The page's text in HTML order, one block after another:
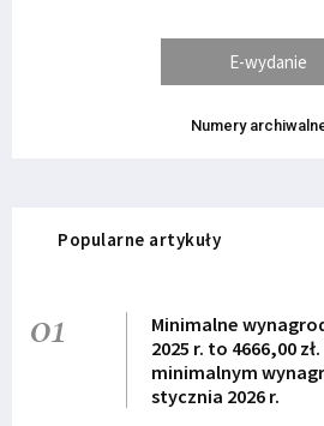
E-wydanie
Numery
Popularne artykuły
01
Minimalne
2025 r. to 4666,00
minimalnym
stycznia 2026 r.